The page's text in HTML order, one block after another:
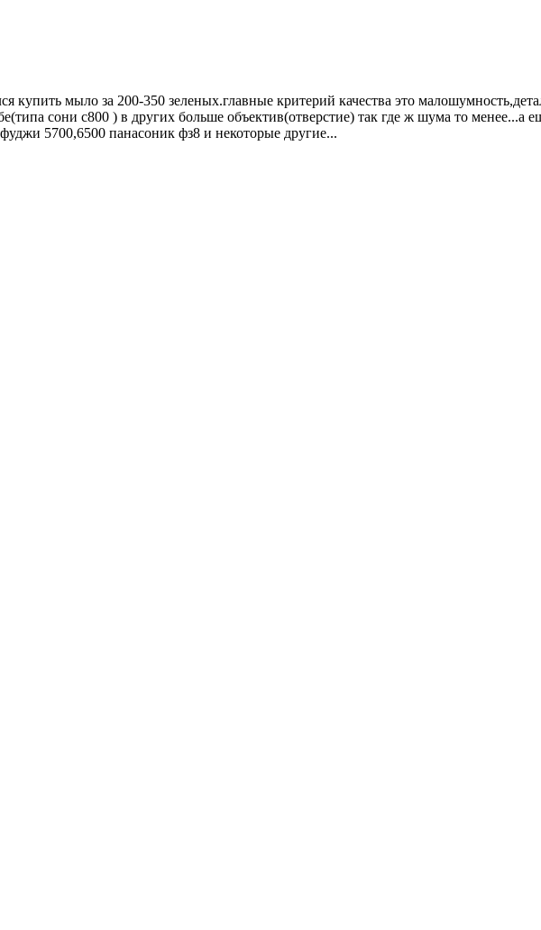
купить мыло за 200-350 зеленых.главные критерий качества это
сони с800 ) в других больше объектив(отверстие) так где ж шума то менее...а
5700,6500 панасоник фз8 и некоторые другие...